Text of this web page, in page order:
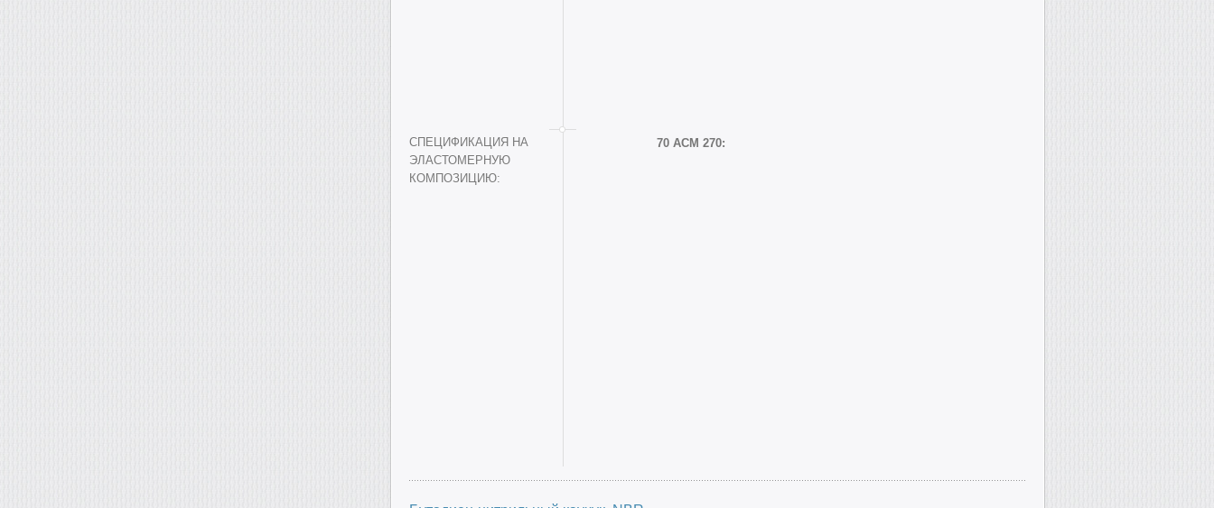
СПЕЦИФИКАЦИЯ НА
ЭЛАСТОМЕРНУЮ
КОМПОЗИЦИЮ:
70 ACM 270: